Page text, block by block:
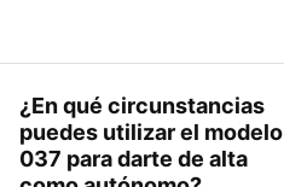
¿En qué circunstancias
puedes utilizar el modelo
037 para darte de alta